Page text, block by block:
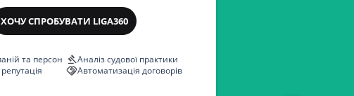
ХОЧУ СПРОБУВАТИ LIGA360
та персон
Аналіз судової практики
Автоматизація договорів